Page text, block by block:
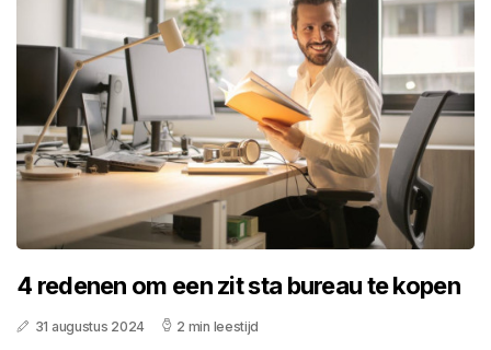
4 redenen om een zit sta bureau te kopen
31 augustus 2024 2 min leestijd